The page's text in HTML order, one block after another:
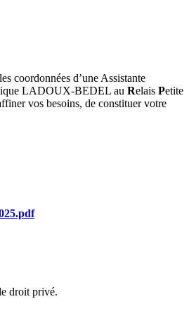
coordonnées d’une Assistante
LADOUX-BEDEL au Relais Petite
vos besoins, de constituer votre
droit privé.